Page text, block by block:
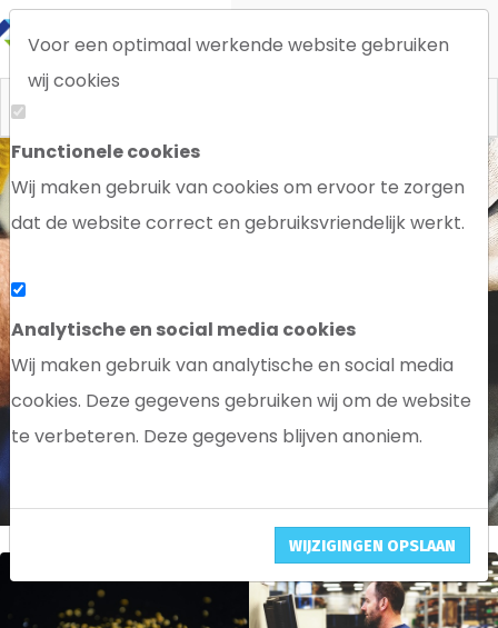
Voor een optimaal werkende website gebruiken
wij cookies
Functionele cookies
Wij maken gebruik van cookies om ervoor te zorgen
dat de website correct en gebruiksvriendelijk werkt.
Analytische en social media cookies
Wij maken gebruik van analytische en social media
cookies. Deze gegevens gebruiken wij om de website
te verbeteren. Deze gegevens blijven anoniem.
WIJZIGINGEN OPSLAAN
WILT U EEN KUNSTSTOF PRODUCT
ONTWIKKELEN?
ONTDEK DE MOGELIJKHEDEN